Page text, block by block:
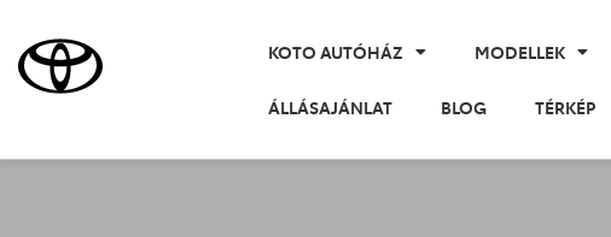
KOTO AUTÓHÁZ MODELLEK
ÁLLÁSAJÁNLAT BLOG TÉRKÉP